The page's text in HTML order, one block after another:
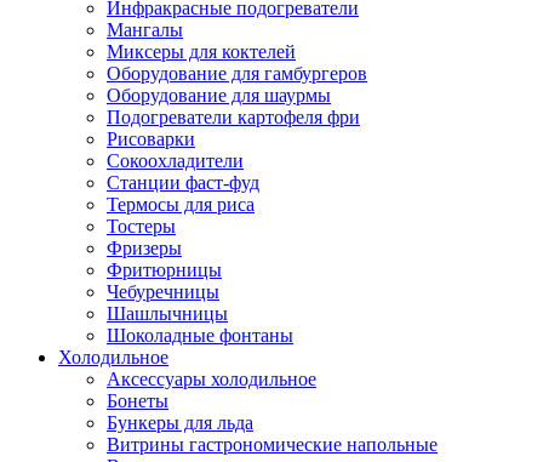
Инфракрасные подогреватели
Мангалы
Миксеры для коктелей
Оборудование для гамбургеров
Оборудование для шаурмы
Подогреватели картофеля фри
Рисоварки
Сокоохладители
Станции фаст-фуд
Термосы для риса
Тостеры
Фризеры
Фритюрницы
Чебуречницы
Шашлычницы
Шоколадные фонтаны
Холодильное
Аксессуары холодильное
Бонеты
Бункеры для льда
Витрины гастрономические напольные